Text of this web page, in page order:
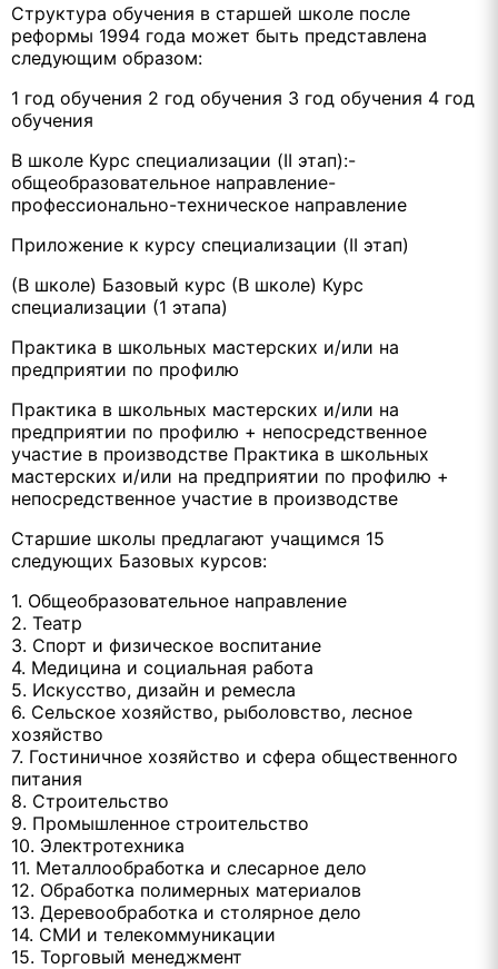
Структура обучения в старшей школе после
реформы 1994 года может быть представлена
следующим образом:
1 год обучения 2 год обучения 3 год обучения 4 год
обучения
В школе Курс специализации (II этап):-
общеобразовательное направление-
профессионально-техническое направление
Приложение к курсу специализации (II этап)
(В школе) Базовый курс (В школе) Курс
специализации (1 этапа)
Практика в школьных мастерских и/или на
предприятии по профилю
Практика в школьных мастерских и/или на
предприятии по профилю + непосредственное
участие в производстве Практика в школьных
мастерских и/или на предприятии по профилю +
непосредственное участие в производстве
Старшие школы предлагают учащимся 15
следующих Базовых курсов:
1. Общеобразовательное направление
2. Театр
3. Спорт и физическое воспитание
4. Медицина и социальная работа
5. Искусство, дизайн и ремесла
6. Сельское хозяйство, рыболовство, лесное
хозяйство
7. Гостиничное хозяйство и сфера общественного
питания
8. Строительство
9. Промышленное строительство
10. Электротехника
11. Металлообработка и слесарное дело
12. Обработка полимерных материалов
13. Деревообработка и столярное дело
14. СМИ и телекоммуникации
15. Торговый менеджмент